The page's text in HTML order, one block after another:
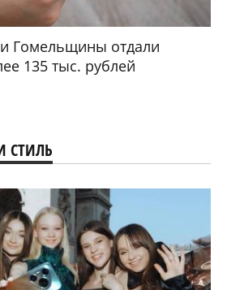
Гомельщины отдали
135 тыс. рублей
СТИЛЬ